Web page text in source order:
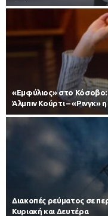
«Εμφύλιος» στο
Άλμπιν Κούρτι – «Ρινγκ»
Διακοπές ρεύματος σε
Κυριακή και Δευτέρα